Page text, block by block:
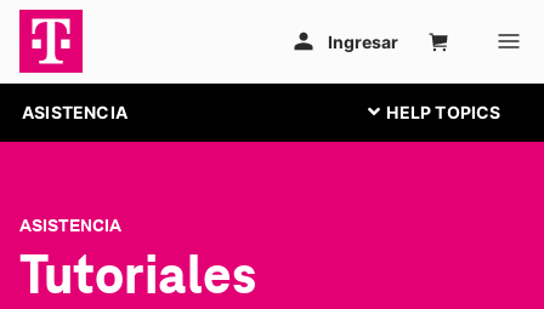
ASISTENCIA
ASISTENCIA
Tutoriales